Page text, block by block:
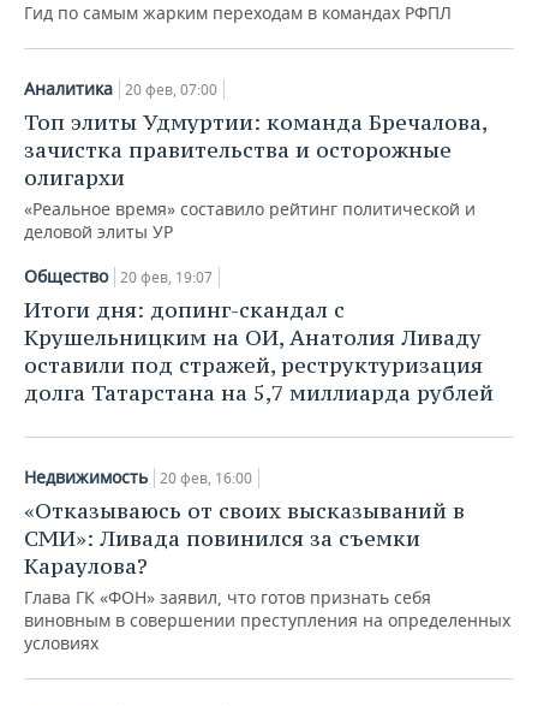
Гид по самым жарким переходам в командах РФПЛ
Аналитика 20 фев, 07:00
Топ элиты Удмуртии: команда Бречалова,
зачистка правительства и осторожные
олигархи
«Реальное время» составило рейтинг политической и
деловой элиты УР
Общество 20 фев, 19:07
Итоги дня: допинг-скандал с
Крушельницким на ОИ, Анатолия Ливаду
оставили под стражей, реструктуризация
долга Татарстана на 5,7 миллиарда рублей
Недвижимость 20 фев, 16:00
«Отказываюсь от своих высказываний в
СМИ»: Ливада повинился за съемки
Караулова?
Глава ГК «ФОН» заявил, что готов признать себя
виновным в совершении преступления на определенных
условиях